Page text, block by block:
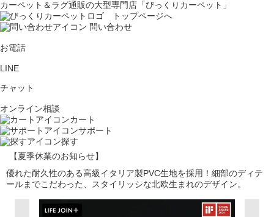
カーペット＆ラグ通販の大型専門店「びっくりカーペット」
問い合わせ
お電話
LINE
チャット
オンライン相談
カート
サポート
探す
【夏季休業のお知らせ】
優れた耐久性のある高級イタリア製PVC生地を採用！細部のディテ
ールまでこだわった、スタイリッシな北欧生まれのデザイン。